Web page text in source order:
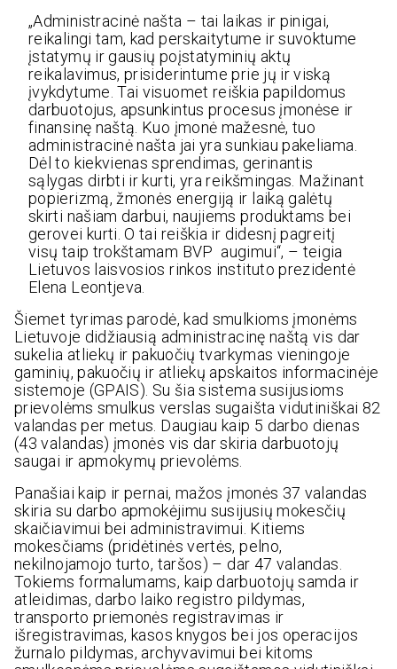
„Administracinė našta – tai laikas ir pinigai,
reikalingi tam, kad perskaitytume ir suvoktume
įstatymų ir gausių poįstatyminių aktų
reikalavimus, prisiderintume prie jų ir viską
įvykdytume. Tai visuomet reiškia papildomus
darbuotojus, apsunkintus procesus įmonėse ir
finansinę naštą. Kuo įmonė mažesnė, tuo
administracinė našta jai yra sunkiau pakeliama.
Dėl to kiekvienas sprendimas, gerinantis
sąlygas dirbti ir kurti, yra reikšmingas. Mažinant
popierizmą, žmonės energiją ir laiką galėtų
skirti našiam darbui, naujiems produktams bei
gerovei kurti. O tai reiškia ir didesnį pagreitį
visų taip trokštamam BVP augimui“, – teigia
Lietuvos laisvosios rinkos instituto prezidentė
Elena Leontjeva.
Šiemet tyrimas parodė, kad smulkioms įmonėms
Lietuvoje didžiausią administracinę naštą vis dar
sukelia atliekų ir pakuočių tvarkymas vieningoje
gaminių, pakuočių ir atliekų apskaitos informacinėje
sistemoje (GPAIS). Su šia sistema susijusioms
prievolėms smulkus verslas sugaišta vidutiniškai 82
valandas per metus. Daugiau kaip 5 darbo dienas
(43 valandas) įmonės vis dar skiria darbuotojų
saugai ir apmokymų prievolėms.
Panašiai kaip ir pernai, mažos įmonės 37 valandas
skiria su darbo apmokėjimu susijusių mokesčių
skaičiavimui bei administravimui. Kitiems
mokesčiams (pridėtinės vertės, pelno,
nekilnojamojo turto, taršos) – dar 47 valandas.
Tokiems formalumams, kaip darbuotojų samda ir
atleidimas, darbo laiko registro pildymas,
transporto priemonės registravimas ir
išregistravimas, kasos knygos bei jos operacijos
žurnalo pildymas, archyvavimui bei kitoms